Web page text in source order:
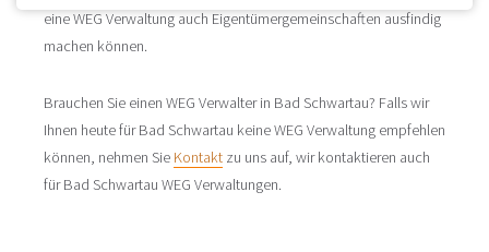
eine WEG Verwaltung auch Eigentümergemeinschaften ausfindig
machen können.
Brauchen Sie einen WEG Verwalter in Bad Schwartau? Falls wir
Ihnen heute für Bad Schwartau keine WEG Verwaltung empfehlen
können, nehmen Sie Kontakt zu uns auf, wir kontaktieren auch
für Bad Schwartau WEG Verwaltungen.